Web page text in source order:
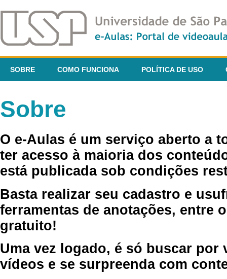
SOBRE COMO FUNCIONA POLÍTICA DE USO
Sobre
O e-Aulas é um serviço aberto a
ter acesso à maioria dos
está publicada sob condições
Basta realizar seu cadastro e
ferramentas de anotações, entre
gratuito!
Uma vez logado, é só buscar por
vídeos e se surpreenda com